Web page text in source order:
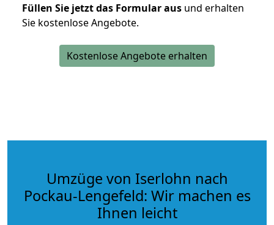
Füllen Sie jetzt das Formular aus und erhalten
Sie kostenlose Angebote.
Kostenlose Angebote erhalten
Umzüge von Iserlohn nach
Pockau-Lengefeld: Wir machen es
Ihnen leicht